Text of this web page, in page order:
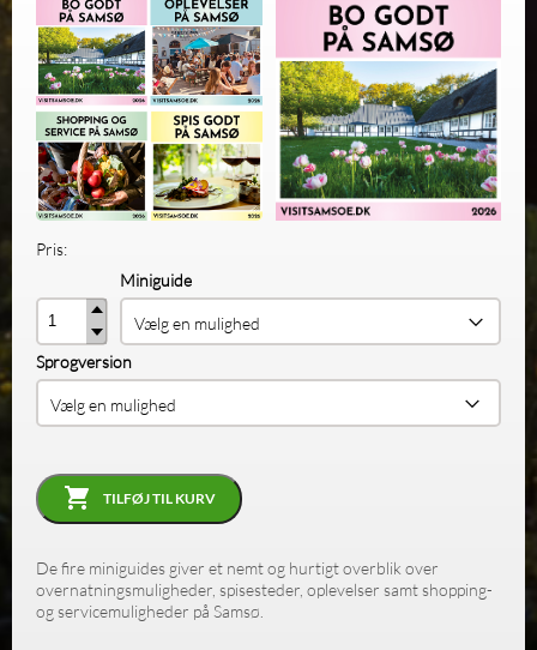
Pris:
Miniguide
Sprogversion
TILFØJ TIL KURV
De fire miniguides giver et nemt og hurtigt overblik over
overnatningsmuligheder, spisesteder, oplevelser samt shopping-
og servicemuligheder på Samsø.